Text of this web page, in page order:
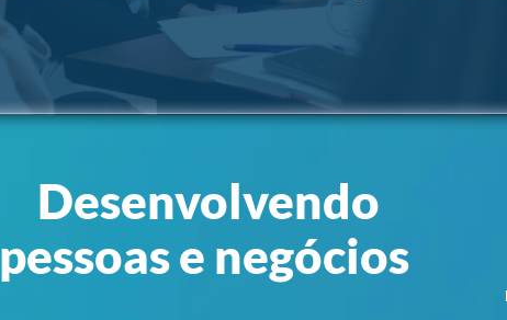
Desenvolvendo
pessoas e negócios